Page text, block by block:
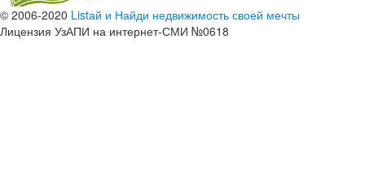
© 2006-2020 Listай и Найди недвижимость своей мечты
Лицензия УзАПИ на интернет-СМИ №0618